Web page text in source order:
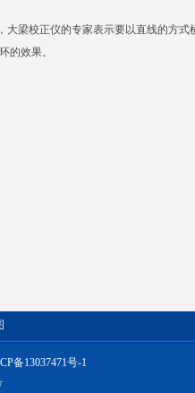
梁校正仪的专家表示要以直线的方式
的效果。
备13037471号-1